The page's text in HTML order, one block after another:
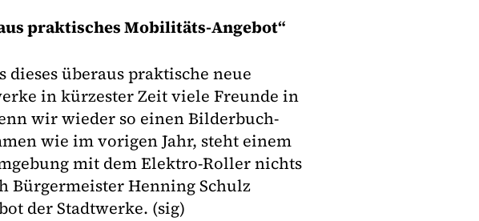
praktisches Mobilitäts-Angebot“
dieses überaus praktische neue
in kürzester Zeit viele Freunde in
wir wieder so einen Bilderbuch-
wie im vorigen Jahr, steht einem
mit dem Elektro-Roller nichts
Bürgermeister Henning Schulz
der Stadtwerke. (sig)